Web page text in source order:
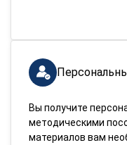
Вы получите
методическими
материалов вам